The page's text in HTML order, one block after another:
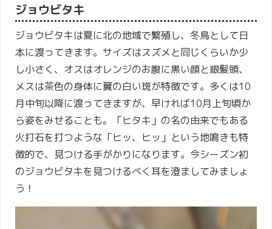
ジョウビタキ
ジョウビタキは夏に北の地域で繁殖し、冬鳥として日
本に渡ってきます。サイズはスズメと同じくらいか少
し小さく、オスはオレンジのお腹に黒い顔と銀髪頭、
メスは茶色の身体に翼の白い斑が特徴です。多くは10
月中旬以降に渡ってきますが、早ければ10月上旬頃か
ら姿をみせることも。「ヒタキ」の名の由来でもある
火打石を打つような「ヒッ、ヒッ」という地鳴きも特
徴的で、見つける手がかりになります。今シーズン初
のジョウビタキを見つけるべく耳を澄ましてみましょ
う！